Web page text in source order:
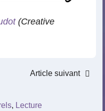
(Creative
Article suivant
, Lecture